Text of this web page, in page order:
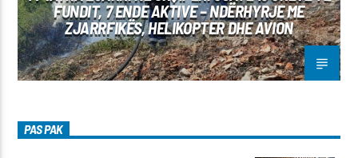
FUNDIT, 7 ENDE AKTIVE – NDËRHYRJE ME
ZJARRFIKËS, HELIKOPTER DHE AVION
PAS PAK